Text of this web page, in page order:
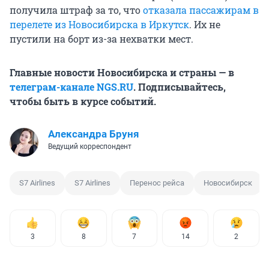
получила штраф за то, чтоотказала пассажирам в
перелете из Новосибирска в Иркутск. Их не
пустили на борт из-за нехватки мест.
Главные новости Новосибирска и страны — в
телеграм-канале NGS.RU. Подписывайтесь,
чтобы быть в курсе событий.
Александра Бруня
Ведущий корреспондент
S7 Airlines S7 Airlines Перенос рейса Новосибирск
3 8 7 14 2